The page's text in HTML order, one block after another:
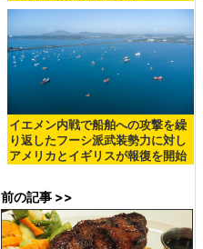
イエメン内戦で船舶への攻撃を繰
り返したフーシ派武装勢力に対し
アメリカとイギリスが報復を開始
前の記事 >>